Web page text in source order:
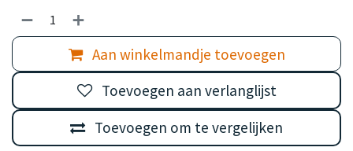
Aan winkelmandje toevoegen
Toevoegen om te vergelijken
Toevoegen aan verlanglijst